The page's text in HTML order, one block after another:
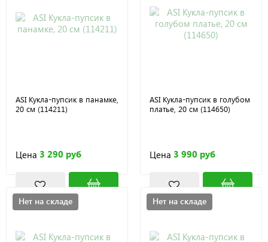
ASI Кукла-пупсик в панамке,
20 см (114211)
Цена 3 290 руб
ASI Кукла-пупсик в голубом
платье, 20 см (114650)
Цена 3 990 руб
Нет на складе Нет на складе